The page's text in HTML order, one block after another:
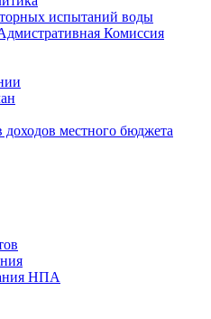
испытаний воды
Комиссия
доходов местного бюджета
НПА